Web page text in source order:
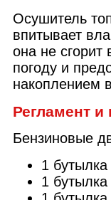
Осушитель
впитывает
она не сгорит
погоду и
накоплением
Регламент
Бензиновые
1
1